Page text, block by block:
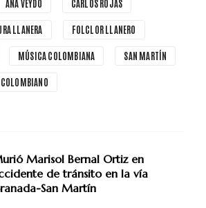
ANA VEYDÓ CARLOS ROJAS
LLANERA FOLCLOR LLANERO
MÚSICA COLOMBIANA SAN MARTÍN
Marisol Bernal Ortiz en
de tránsito en la vía
San Martín